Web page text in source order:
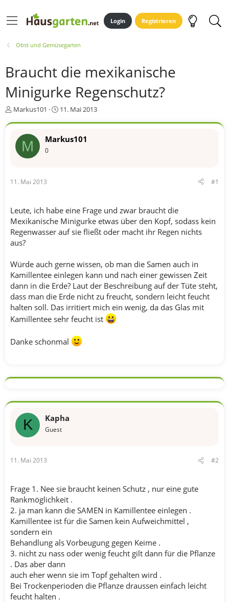
Login Registrieren
Obst und Gemüsegarten
Braucht die mexikanische
Minigurke Regenschutz?
E
e
r
Markus101
E
t
11. Mai 2013
M Markus101
0
11. Mai 2013 #1
Leute, ich habe eine Frage und zwar braucht die
Mexikanische Minigurke etwas über den Kopf, sodass kein
Regenwasser auf sie fließt oder macht ihr Regen nichts
aus?
Würde auch gerne wissen, ob man die Samen auch in
Kamillentee einlegen kann und nach einer gewissen Zeit
dann in die Erde? Laut der Beschreibung auf der Tüte steht,
dass man die Erde nicht zu freucht, sondern leicht feucht
halten soll. Das irritiert mich ein wenig, da das Glas mit
Kamillentee sehr feucht ist
Danke schonmal
K Kapha
Guest
11. Mai 2013 #2
Frage 1. Nee sie braucht keinen Schutz , nur eine gute
Rankmöglichkeit .
2. ja man kann die SAMEN in Kamillentee einlegen .
Kamillentee ist für die Samen kein Aufweichmittel ,
sondern ein
Behandlung als Vorbeugung gegen Keime .
3. nicht zu nass oder wenig feucht gilt dann für die Pflanze
. Das aber dann
auch eher wenn sie im Topf gehalten wird .
Bei Trockenperioden die Pflanze draussen einfach leicht
feucht halten .